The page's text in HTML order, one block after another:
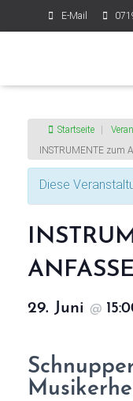
E-Mail
Startseite
INSTRUMENTE zum
Diese
29. Juni @